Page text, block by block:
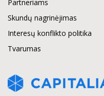
Partneriams
Skundų nagrinėjimas
Interesų konflikto politika
Tvarumas